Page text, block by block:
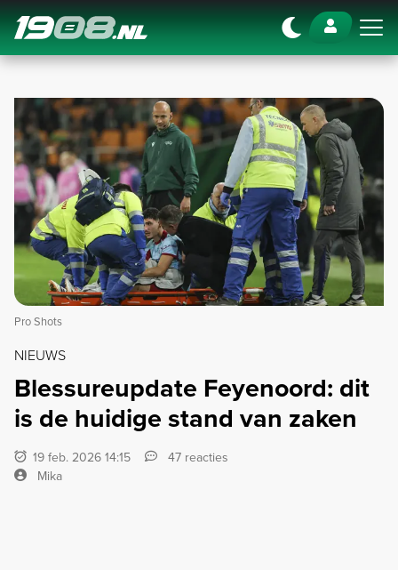
Navigation
Pro Shots
NIEUWS
Blessureupdate Feyenoord: dit
is de huidige stand van zaken
19 feb. 2026 14:15
47 reacties
Mika